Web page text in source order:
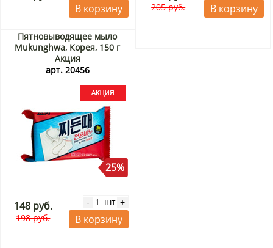
В корзину 205 руб. В корзину
Пятновыводящее мыло
Mukunghwa, Корея, 150 г
Акция
арт. 20456
25%
148 руб.
198 руб.
- шт +
В корзину